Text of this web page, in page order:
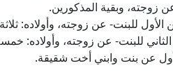
زوجته، وبقية المذكورين.
للبنت- عن زوجته، وأولاده:
للبنت- عن زوجته، وأولاده:
عن بنت وابني أخت شقيقة.